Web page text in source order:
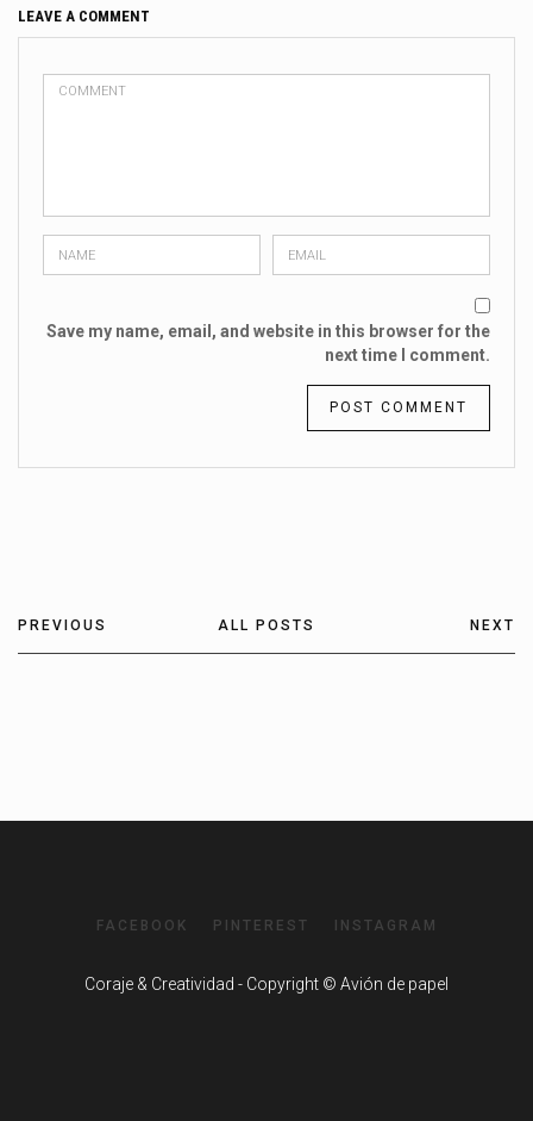
LEAVE A COMMENT
Save my name, email, and website in this browser for the
next time I comment.
PREVIOUS ALL POSTS NEXT
FACEBOOK PINTEREST INSTAGRAM
Coraje & Creatividad - Copyright © Avión de papel